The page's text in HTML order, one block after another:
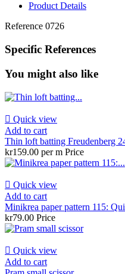
Product Details
Reference 0726
Specific References
You might also like
 Quick view
Add to cart
Thin loft batting Freudenberg
kr159.00 per m Price
 Quick view
Add to cart
Minikrea paper pattern 115:
kr79.00 Price
 Quick view
Add to cart